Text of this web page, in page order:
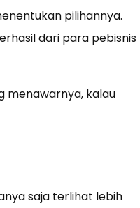
pilihannya.
dari para pebisnis
menawarnya, kalau
saja terlihat lebih